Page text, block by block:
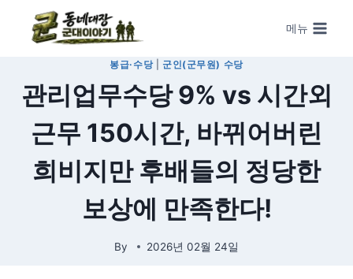
Skip to content
메뉴
봉급·수당| 군인(군무원) 수당
관리업무수당 9% vs 시간외
근무 150시간, 바뀌어버린
희비지만 후배들의 정당한
보상에 만족한다!
By 2026년 02월 24일